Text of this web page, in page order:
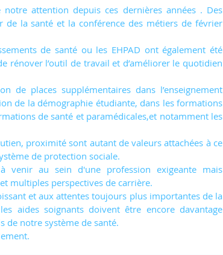
attention depuis ces dernières années . Des
de la santé et la conférence des métiers de février
de santé ou les EHPAD ont également été
rénover l’outil de travail et d’améliorer le quotidien
de places supplémentaires dans l’enseignement
de la démographie étudiante, dans les formations
de santé et paramédicales,et notamment les
proximité sont autant de valeurs attachées à ce
de protection sociale.
venir au sein d'une profession exigeante mais
multiples perspectives de carrière.
et aux attentes toujours plus importantes de la
aides soignants doivent être encore davantage
de notre système de santé.